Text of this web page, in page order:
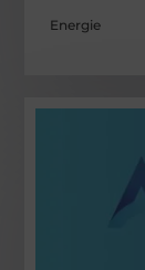
Energie